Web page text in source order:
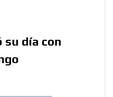
su día con